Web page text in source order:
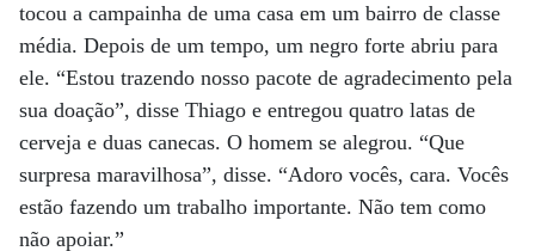
tocou a campainha de uma casa em um bairro de classe
média. Depois de um tempo, um negro forte abriu para
ele. “Estou trazendo nosso pacote de agradecimento pela
sua doação”, disse Thiago e entregou quatro latas de
cerveja e duas canecas. O homem se alegrou. “Que
surpresa maravilhosa”, disse. “Adoro vocês, cara. Vocês
estão fazendo um trabalho importante. Não tem como
não apoiar.”